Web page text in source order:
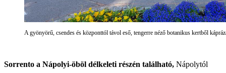
A gyönyörű, csendes és központtól távol eső, tengerre néző botanikus kertből
Sorrento a Nápolyi-öböl délkeleti részén található, Nápolytól